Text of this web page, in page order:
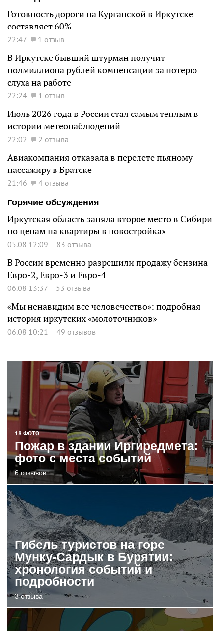
Готовность дороги на Курганской в Иркутске
составляет 60%
22:47 1 отзыв
В Иркутске бывший штурман получит
полмиллиона рублей компенсации за потерю
слуха на работе
22:24 1 отзыв
Июль 2026 года в России стал самым теплым в
истории метеонаблюдений
22:02 2 отзыва
Авиакомпания отказала в перелете пьяному
пассажиру в Братске
21:46
4 отзыва
Горячие обсуждения
Иркутская область заняла второе место в Сибири
по ценам на квартиры в новостройках
05.08 12:09 83 отзыва
В России временно разрешили продажу бензина
Евро-2, Евро-3 и Евро-4
06.08 13:37 53 отзыва
«Мы ненавидим все человечество»: подробная
история иркутских «молоточников»
06.08 10:21 49 отзывов
18 ФОТО
Пожар в здании Иргиредмета:
фото с места событий
6 отзывов
Гибель туристов на горе
Мунку-Сардык в Бурятии:
хронология событий и
подробности
3 отзыва